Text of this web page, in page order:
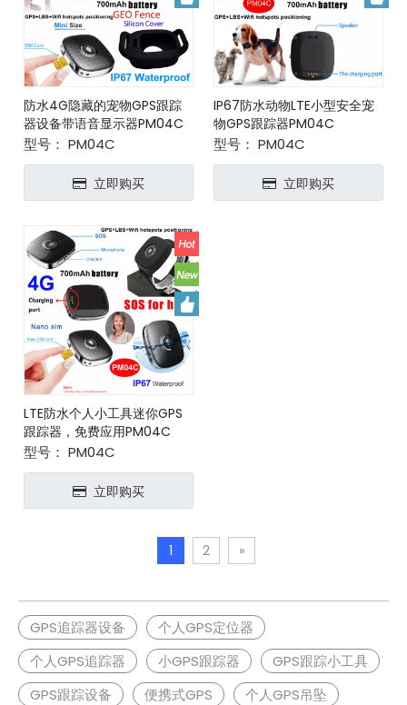
防水4G隐藏的宠物GPS跟踪
器设备带语音显示器PM04C
型号： PM04C
立即购买
IP67防水动物LTE小型安全宠
物GPS跟踪器PM04C
型号： PM04C
立即购买
LTE防水个人小工具迷你GPS
跟踪器，免费应用PM04C
型号： PM04C
立即购买
1 2 »
GPS追踪器设备
个人GPS定位器
个人GPS追踪器
小GPS跟踪器
GPS跟踪小工具
GPS跟踪设备
便携式GPS
个人GPS吊坠